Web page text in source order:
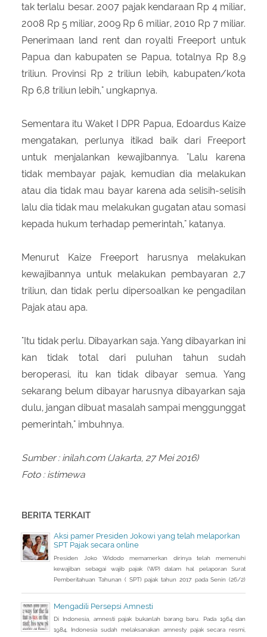
tak terlalu besar. 2007 pajak kendaraan Rp 4 miliar,
2008 Rp 5 miliar, 2009 Rp 6 miliar, 2010 Rp 7 miliar.
Penerimaan land rent dan royalti Freeport untuk
Papua dan kabupaten se Papua, totalnya Rp 8,9
triliun. Provinsi Rp 2 triliun lebih, kabupaten/kota
Rp 6,8 triliun lebih," ungkapnya.
Sementara itu Waket I DPR Papua, Edoardus Kaize
mengatakan, perlunya itikad baik dari Freeport
untuk menjalankan kewajibannya. "Lalu karena
tidak membayar pajak, kemudian dia melakukan
atau dia tidak mau bayar karena ada selisih-selisih
lalu dia tidak mau melakukan gugatan atau somasi
kepada hukum terhadap pemerintah," katanya.
Menurut Kaize Freeport harusnya melakukan
kewajibannya untuk melakukan pembayaran 2,7
triliun, dan tidak perlu dipersoalkan ke pengadilan
Pajak atau apa.
"Itu tidak perlu. Dibayarkan saja. Yang dibayarkan ini
kan tidak total dari puluhan tahun sudah
beroperasi, itu kan tidak dibayar semua. Yang
sekarang belum dibayar harusnya dibayarkan saja
dulu, jangan dibuat masalah sampai menggunggat
pemerintah," imbuhnya.
Sumber : inilah.com (Jakarta, 27 Mei 2016)
Foto : istimewa
BERITA TERKAIT
Aksi pamer Presiden Jokowi yang telah melaporkan
SPT Pajak secara online
Presiden Joko Widodo memamerkan dirinya telah memenuhi
kewajiban sebagai wajib pajak (WP) dalam hal pelaporan Surat
Pemberitahuan Tahunan ( SPT) pajak tahun 2017 pada Senin (26/2)
Mengadili Persepsi Amnesti
Di Indonesia, amnesti pajak bukanlah barang baru. Pada 1964 dan
1984, Indonesia sudah melaksanakan amnesty pajak secara resmi,